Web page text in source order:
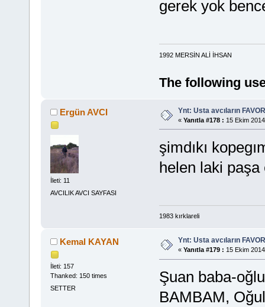
gerek yok
1992 MERSİN ALİ İHSAN
The following
Ergün AVCI
İleti: 11
AVCILIK AVCI SAYFASI
Ynt: Usta avcıların
« Yanıtla #178 : 15 Ekim
şimdıkı
helen laki
1983 kırklareli
Kemal KAYAN
İleti: 157
Thanked: 150 times
SETTER
Ynt: Usta avcıların
« Yanıtla #179 : 15 Ekim
Şuan baba-
BAMBAM,